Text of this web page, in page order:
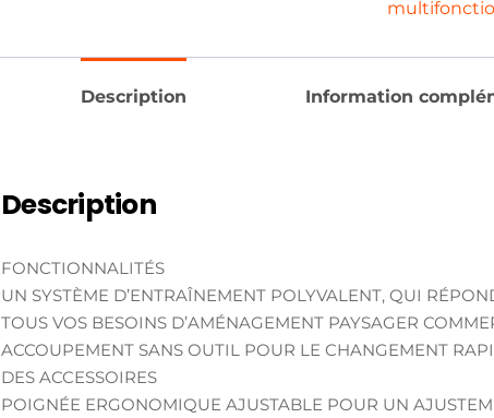
Description Information
Description
FONCTIONNALITÉS
UN SYSTÈME D’ENTRAÎNEMENT POLYVALENT, QUI
TOUS VOS BESOINS D’AMÉNAGEMENT PAYSAGER
ACCOUPEMENT SANS OUTIL POUR LE CHANGEMENT
DES ACCESSOIRES
POIGNÉE ERGONOMIQUE AJUSTABLE POUR UN